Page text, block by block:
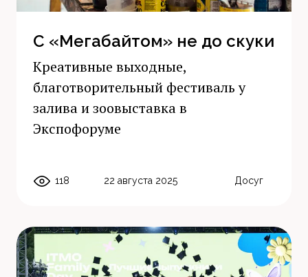
С «Мегабайтом» не до скуки
Креативные выходные,
благотворительный фестиваль у
залива и зоовыставка в
Экспофоруме
118 22 августа 2025 Досуг